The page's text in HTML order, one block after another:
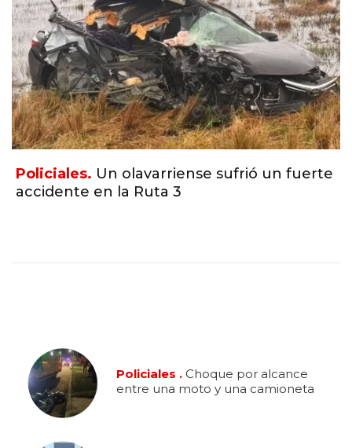
Sociedad. Girard: "La motosierra terminó
siendo un plan para bajar salarios y
Policiales . Choque por alcance
entre una moto y una camioneta